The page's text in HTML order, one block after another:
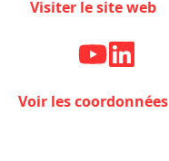
Visiter le site web
Voir les coordonnées